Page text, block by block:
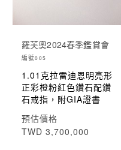
羅芙奧2024春季鑑賞會
編號005
1.01克拉雷迪恩明亮形
正彩橙粉紅色鑽石配鑽
石戒指，附GIA證書
預估價格
TWD 3,700,000